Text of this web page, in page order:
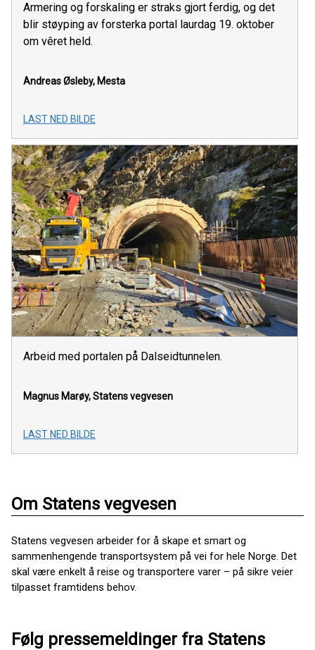
Armering og forskaling er straks gjort ferdig, og det
blir støyping av forsterka portal laurdag 19. oktober
om vêret held.
Andreas Øsleby, Mesta
LAST NED BILDE
Arbeid med portalen på Dalseidtunnelen.
Magnus Marøy, Statens vegvesen
LAST NED BILDE
Om Statens vegvesen
Statens vegvesen arbeider for å skape et smart og
sammenhengende transportsystem på vei for hele Norge. Det
skal være enkelt å reise og transportere varer – på sikre veier
tilpasset framtidens behov.
Følg pressemeldinger fra Statens